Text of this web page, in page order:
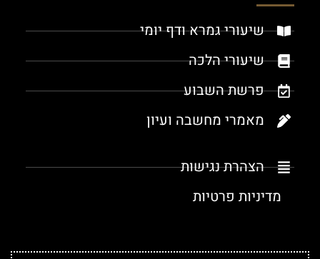
שיעורי גמרא ודף יומי
שיעורי הלכה
פרשת השבוע
מאמרי מחשבה ועיון
הצהרת נגישות
מדיניות פרטיות